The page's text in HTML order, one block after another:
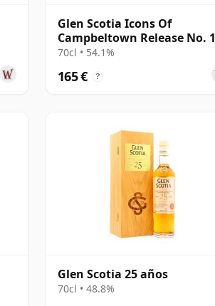
Glen Scotia Icons Of
Campbeltown Release No. 1
12 años
70cl • 54.1%
165 € ?
Glen Scotia 25 años
70cl • 48.8%